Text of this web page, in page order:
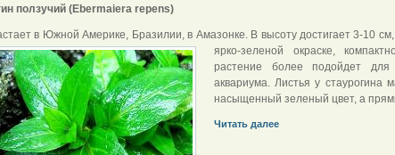
ползучий (Ebermaiera repens)
в Южной Америке, Бразилии, в Амазонке. В высоту достигает 3-10
ярко-зеленой окраске,
растение более подойдет
аквариума. Листья у
насыщенный зеленый цвет, а
Читать далее